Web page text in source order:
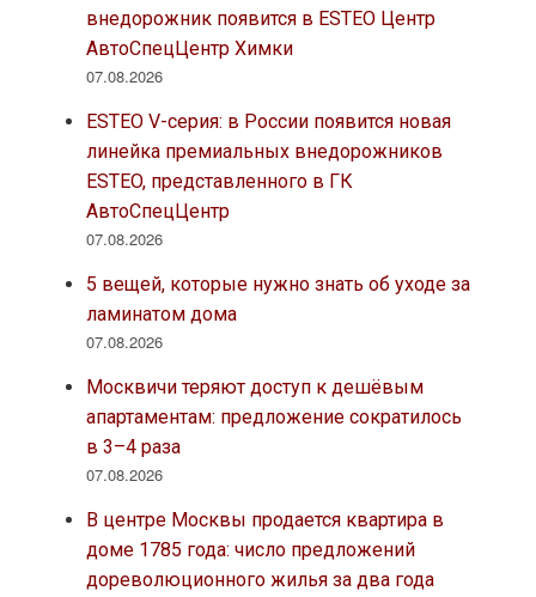
В центре Москвы продается квартира в
доме 1785 года: число предложений
сократилось на треть
07.08.2026
BMW АВТОДОМ Вернадский и BMW
АВТОДОМ МКАД стали лучшими
пользователей 2ГИС
06.08.2026
кредитную программу JETOUR FINANCE на
весь модельный ряд бренда
06.08.2026
недвижимости бизнес-класса в 9 из 10
случаев остаются в сегменте
06.08.2026